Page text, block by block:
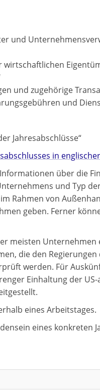
und
wirtschaftlichen
und zugehörige
und
Jahresabschlüsse“
in
über die
und Typ
Rahmen von
geben. Ferner
meisten
die den
werden. Für
Einhaltung der
eines Arbeitstages.
eines konkreten